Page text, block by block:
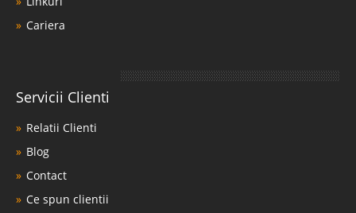
Cariera
Servicii Clienti
Relatii Clienti
Blog
Contact
Ce spun clientii